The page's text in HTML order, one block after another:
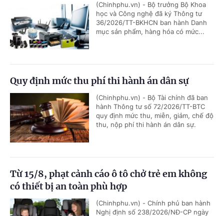
(Chinhphu.vn) - Bộ trưởng Bộ Khoa
học và Công nghệ đã ký Thông tư
36/2026/TT-BKHCN ban hành Danh
mục sản phẩm, hàng hóa có mức...
Quy định mức thu phí thi hành án dân sự
(Chinhphu.vn) - Bộ Tài chính đã ban
hành Thông tư số 72/2026/TT-BTC
quy định mức thu, miễn, giảm, chế độ
thu, nộp phí thi hành án dân sự.
Từ 15/8, phạt cảnh cáo ô tô chở trẻ em không
có thiết bị an toàn phù hợp
(Chinhphu.vn) - Chính phủ ban hành
Nghị định số 238/2026/NĐ-CP ngày